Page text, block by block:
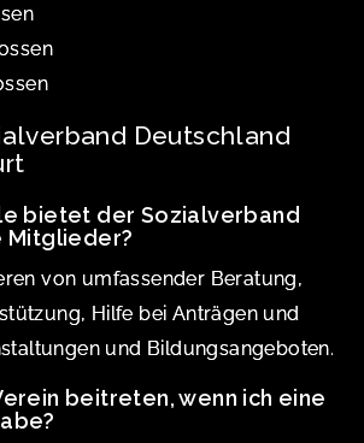
Deutschland
bietet der Sozialverband
Mitglieder?
von umfassender Beratung,
Hilfe bei Anträgen und
und Bildungsangeboten.
beitreten, wenn ich eine